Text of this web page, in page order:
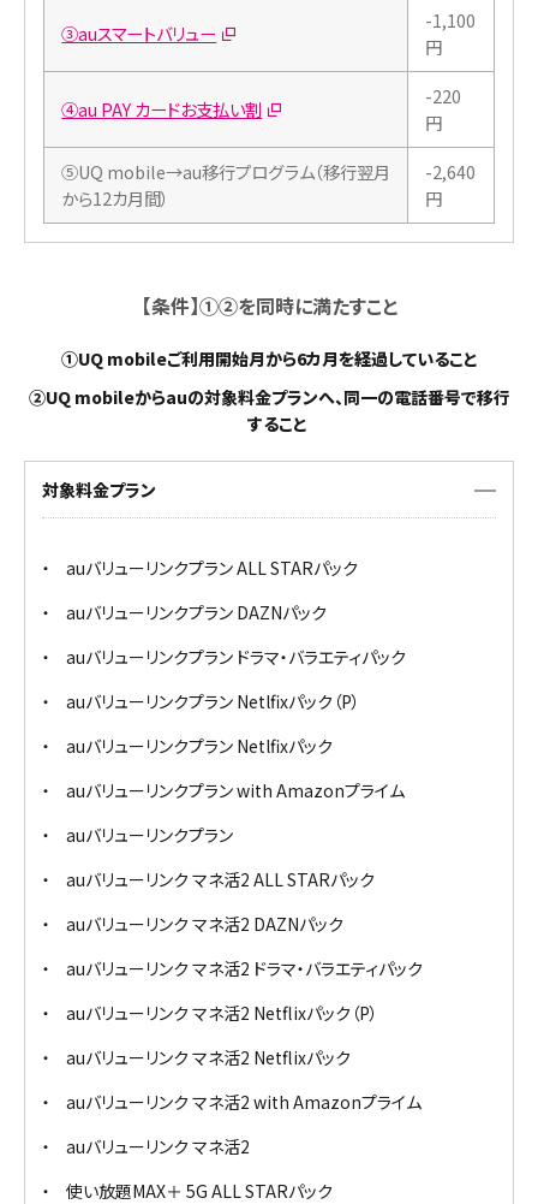
③auスマートバリュー
-1,100
円
④au PAY カードお支払い割
-220
円
⑤UQ mobile→au移行プログラム（移行翌月
から12カ月間）
-2,640
円
【条件】①②を同時に満たすこと
①UQ mobileご利用開始月から6カ月を経過していること
②UQ mobileからauの対象料金プランへ、同一の電話番号で移行
すること
対象料金プラン
auバリューリンクプラン ALL STARパック
auバリューリンクプラン DAZNパック
auバリューリンクプラン ドラマ・バラエティパック
auバリューリンクプラン Netlfixパック（P）
auバリューリンクプラン Netlfixパック
auバリューリンクプラン with Amazonプライム
auバリューリンクプラン
auバリューリンク マネ活2 ALL STARパック
auバリューリンク マネ活2 DAZNパック
auバリューリンク マネ活2 ドラマ・バラエティパック
auバリューリンク マネ活2 Netflixパック（P）
auバリューリンク マネ活2 Netflixパック
auバリューリンク マネ活2 with Amazonプライム
auバリューリンク マネ活2
使い放題MAX＋ 5G ALL STARパック